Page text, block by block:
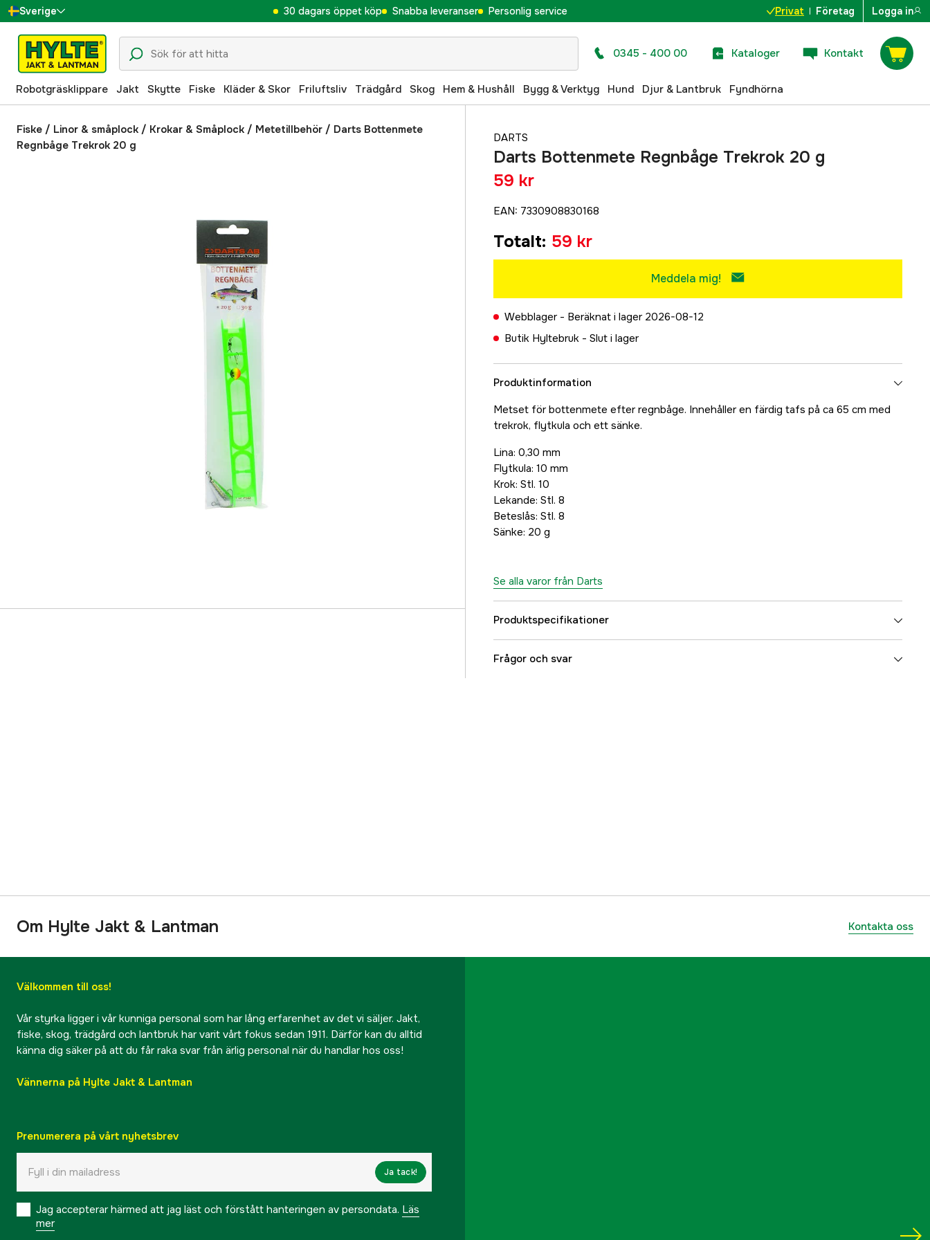
Sverige
Danmark
Suomi
Norge
Deutschland
30 dagars öppet köp Snabba leveranser Personlig service Privat Företag Logga in
0345 - 400 00 Kataloger Kontakt
Robotgräsklippare Jakt Skytte Fiske Kläder & Skor Friluftsliv Trädgård Skog Hem & Hushåll Bygg & Verktyg Hund Djur & Lantbruk Fyndhörna
Fiske / Linor & småplock / Krokar & Småplock / Metetillbehör / Darts Bottenmete
Regnbåge Trekrok 20 g
DARTS
Darts Bottenmete Regnbåge Trekrok 20 g
59 kr
EAN: 7330908830168
Totalt: 59 kr
Meddela mig!
Webblager - Beräknat i lager 2026-08-12
Butik Hyltebruk - Slut i lager
Produktinformation
Metset för bottenmete efter regnbåge. Innehåller en färdig tafs på ca 65 cm med
trekrok, flytkula och ett sänke.
Lina: 0,30 mm
Flytkula: 10 mm
Krok: Stl. 10
Lekande: Stl. 8
Beteslås: Stl. 8
Sänke: 20 g
Se alla varor från Darts
Produktspecifikationer
Referensnummer
Frågor och svar
Om Hylte Jakt & Lantman Kontakta oss
Välkommen till oss!
Vår styrka ligger i vår kunniga personal som har lång erfarenhet av det vi säljer. Jakt,
fiske, skog, trädgård och lantbruk har varit vårt fokus sedan 1911. Därför kan du alltid
känna dig säker på att du får raka svar från ärlig personal när du handlar hos oss!
Vännerna på Hylte Jakt & Lantman
Prenumerera på vårt nyhetsbrev
Ja tack!
Jag accepterar härmed att jag läst och förstått hanteringen av persondata. Läs
mer